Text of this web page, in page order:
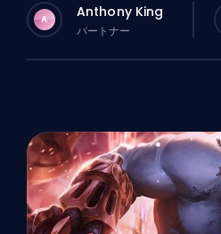
A Anthony King
パートナー